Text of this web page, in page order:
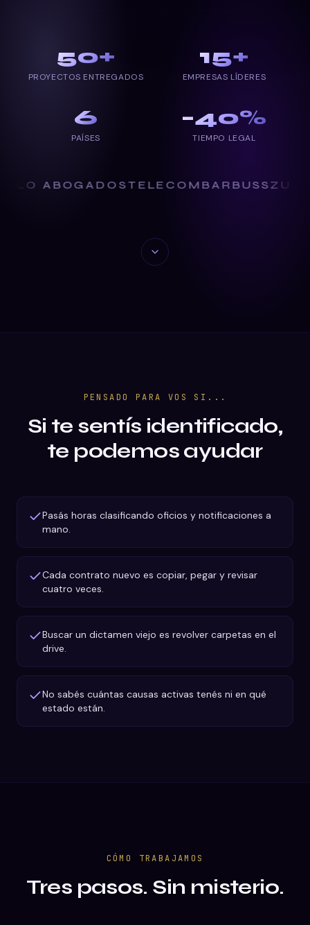
50+
PROYECTOS ENTREGADOS
15+
EMPRESAS LÍDERES
6
PAÍSES
−40%
TIEMPO LEGAL
TELECOMBARBUSSZURICH
PENSADO PARA VOS SI...
Si te sentís identificado,
te podemos ayudar
Pasás horas clasificando oficios y notificaciones a
mano.
Cada contrato nuevo es copiar, pegar y revisar
cuatro veces.
Buscar un dictamen viejo es revolver carpetas en el
drive.
No sabés cuántas causas activas tenés ni en qué
estado están.
CÓMO TRABAJAMOS
Tres pasos. Sin misterio.